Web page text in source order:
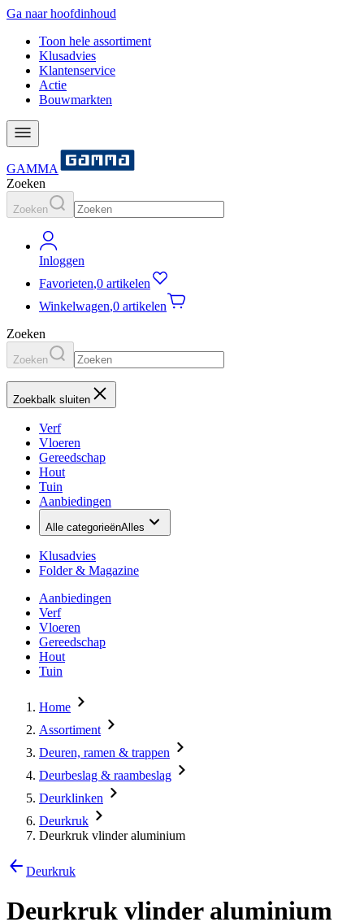
Ga naar hoofdinhoud
Toon hele assortiment
Klusadvies
Klantenservice
Actie
Bouwmarkten
GAMMA
Zoeken
Zoeken
Inloggen
Favorieten,0 artikelen
Winkelwagen,0 artikelen
Zoeken
Zoeken
Zoekbalk sluiten
Verf
Vloeren
Gereedschap
Hout
Tuin
Aanbiedingen
Alle categorieënAlles
Klusadvies
Folder & Magazine
Aanbiedingen
Verf
Vloeren
Gereedschap
Hout
Tuin
Home
Assortiment
Deuren, ramen & trappen
Deurbeslag & raambeslag
Deurklinken
Deurkruk
Deurkruk vlinder aluminium
Deurkruk
Deurkruk vlinder aluminium